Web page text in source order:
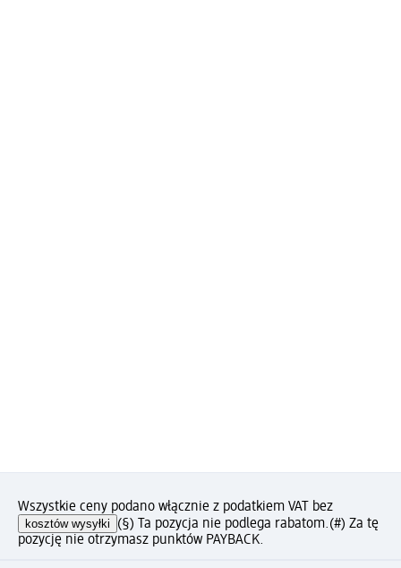
Wszystkie ceny podano włącznie z podatkiem VAT bez
kosztów wysyłki (§) Ta pozycja nie podlega rabatom.(#) Za tę
pozycję nie otrzymasz punktów PAYBACK.